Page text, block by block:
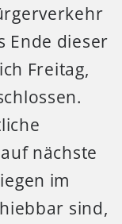
Ende dieser
Freitag,
nächste
im
sind,